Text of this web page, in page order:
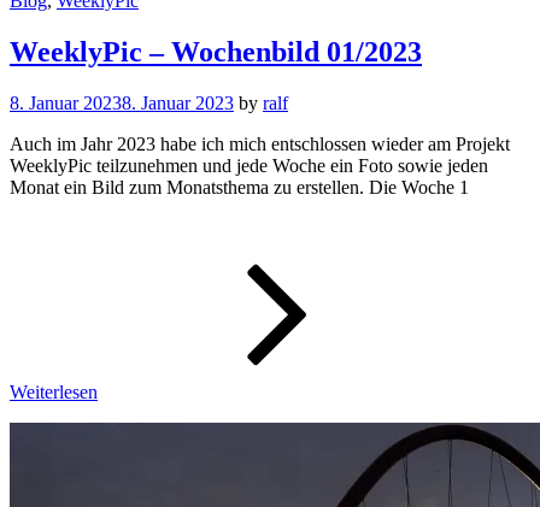
WeeklyPic – Wochenbild 01/2023
8. Januar 20238. Januar 2023 by ralf
Auch im Jahr 2023 habe ich mich entschlossen wieder am Projekt
WeeklyPic teilzunehmen und jede Woche ein Foto sowie jeden
Monat ein Bild zum Monatsthema zu erstellen. Die Woche 1
Weiterlesen